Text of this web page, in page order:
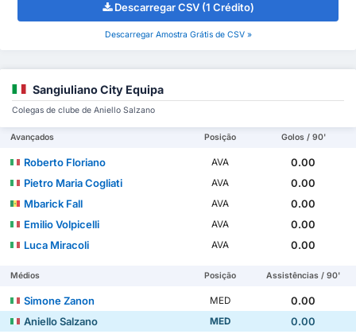
Descarregar CSV (1 Crédito)
Descarregar Amostra Grátis de CSV »
Sangiuliano City Equipa
Colegas de clube de Aniello Salzano
Avançados Posição Golos / 90'
Roberto Floriano AVA
0.00
Pietro Maria Cogliati
AVA
0.00
Mbarick Fall
AVA
0.00
Emilio Volpicelli
AVA
0.00
Luca Miracoli
AVA 0.00
Médios Posição Assistências / 90'
Simone Zanon MED
0.00
Aniello Salzano
MED
0.00